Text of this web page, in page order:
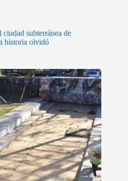
subterránea de
historia olvidó